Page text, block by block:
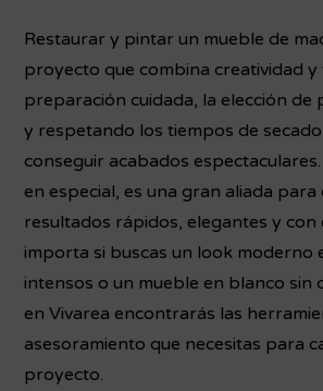
Restaurar y pintar un mueble de
proyecto que combina creatividad y
preparación cuidada, la elección de
y respetando los tiempos de
conseguir acabados
en especial, es una gran aliada
resultados rápidos, elegantes y con
importa si buscas un look moderno
intensos o un mueble en blanco sin
en Vivarea encontrarás las
asesoramiento que necesitas para
proyecto.